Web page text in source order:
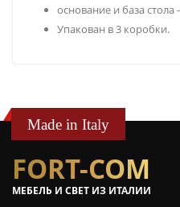
основание и база
Упакован в 3 коробки.
Made in Italy
FORT-COM
МЕБЕЛЬ И СВЕТ ИЗ ИТАЛИИ